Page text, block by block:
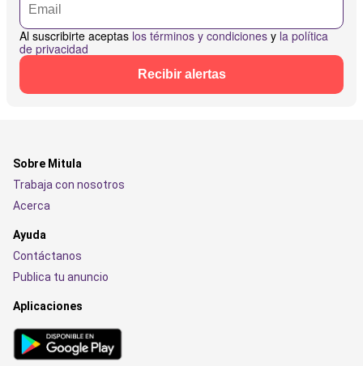
Al suscribirte aceptas los términos y condiciones y la política
de privacidad
Recibir alertas
Sobre Mitula
Trabaja con nosotros
Acerca
Ayuda
Contáctanos
Publica tu anuncio
Aplicaciones